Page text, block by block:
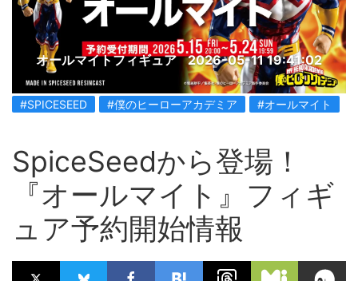
オールマイトフィギュア 2026-05-11 19:41:02
#SPICESEED #僕のヒーローアカデミア #オールマイト
SpiceSeedから登場！
『オールマイト』フィギ
ュア予約開始情報